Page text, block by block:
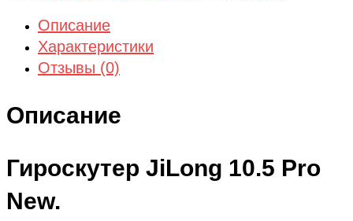
Описание
Характеристики
Отзывы (0)
Описание
Гироскутер JiLong 10.5 Pro
New.